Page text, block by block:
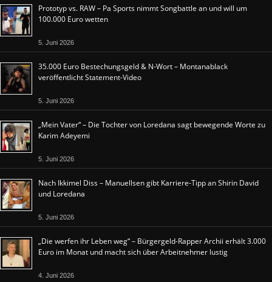
Prototyp vs. RAW – Pa Sports nimmt Songbattle an und will um
100.000 Euro wetten
5. Juni 2026
35.000 Euro Bestechungsgeld & N-Wort – Montanablack
veröffentlicht Statement-Video
5. Juni 2026
„Mein Vater“ – Die Tochter von Loredana sagt bewegende Worte zu
Karim Adeyemi
5. Juni 2026
Nach Ikkimel Diss – Manuellsen gibt Karriere-Tipp an Shirin David
und Loredana
5. Juni 2026
„Die werfen ihr Leben weg“ – Bürgergeld-Rapper Archii erhält 3.000
Euro im Monat und macht sich über Arbeitnehmer lustig
4. Juni 2026